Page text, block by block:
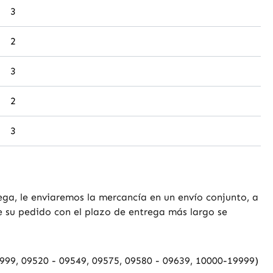
3
2
3
2
3
le enviaremos la mercancía en un envío conjunto, a
pedido con el plazo de entrega más largo se
09520 - 09549, 09575, 09580 - 09639, 10000-19999)